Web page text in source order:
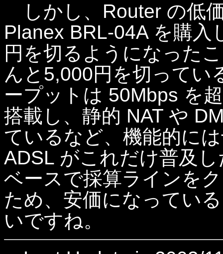
しかし、Router の低
Planex BRL-04A を購
円を切るようになった
んと5,000円を切ってい
ープットは 50Mbps を
搭載し、静的 NAT や
ているなど、機能的に
ADSL がこれだけ普及
ベースで採算ラインを
ため、安価になってい
いですね。